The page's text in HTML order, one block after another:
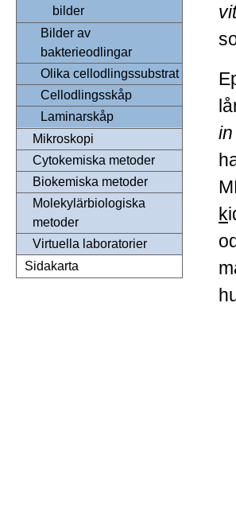
bilder
Bilder av
bakterieodlingar
Olika cellodlingssubstrat
Cellodlingsskåp
Laminarskåp
Mikroskopi
Cytokemiska metoder
Biokemiska metoder
Molekylärbiologiska
metoder
Virtuella laboratorier
Sidakarta
k